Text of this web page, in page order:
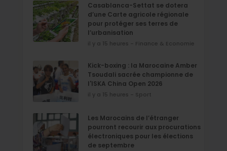
Casablanca-Settat se dotera
d’une Carte agricole régionale
pour protéger ses terres de
l’urbanisation
il y a 15 heures - Finance & Economie
Kick-boxing : la Marocaine Amber
Tsoudali sacrée championne de
l'ISKA China Open 2026
il y a 15 heures - Sport
Les Marocains de l’étranger
pourront recourir aux procurations
électroniques pour les élections
de septembre